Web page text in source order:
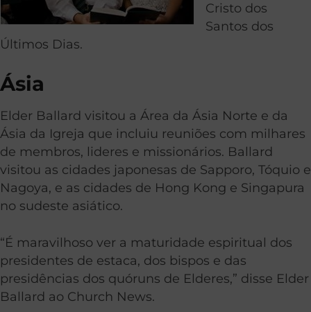
Cristo dos
Santos dos
Últimos Dias.
Ásia
Elder Ballard visitou a Área da Ásia Norte e da
Ásia da Igreja que incluiu reuniões com milhares
de membros, lideres e missionários. Ballard
visitou as cidades japonesas de Sapporo, Tóquio e
Nagoya, e as cidades de Hong Kong e Singapura
no sudeste asiático.
“É maravilhoso ver a maturidade espiritual dos
presidentes de estaca, dos bispos e das
presidências dos quóruns de Elderes,” disse Elder
Ballard ao Church News.